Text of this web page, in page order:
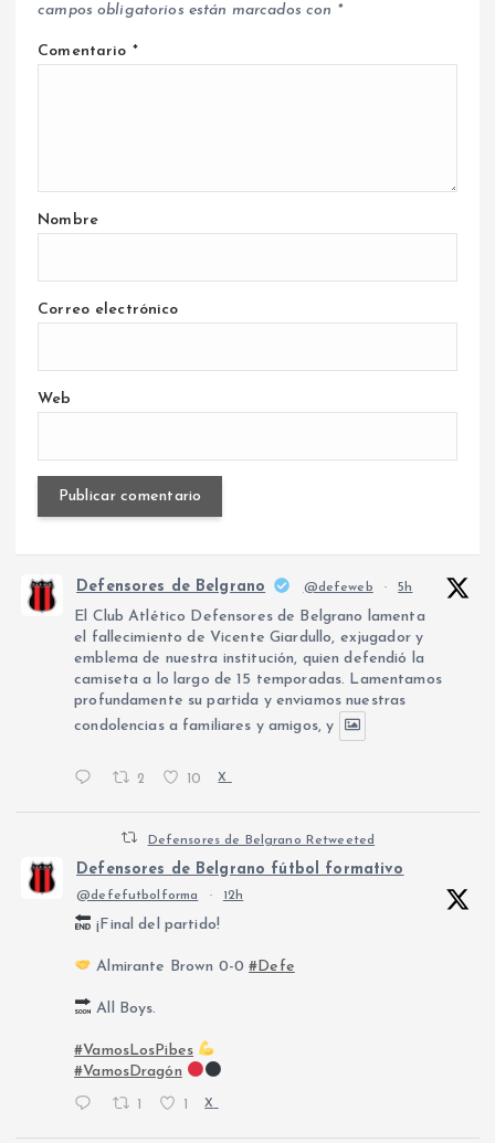
campos obligatorios están marcados con *
Comentario *
Nombre
Correo electrónico
Web
Defensores de Belgrano @defeweb · 5h
El Club Atlético Defensores de Belgrano lamenta
el fallecimiento de Vicente Giardullo, exjugador y
emblema de nuestra institución, quien defendió la
camiseta a lo largo de 15 temporadas. Lamentamos
profundamente su partida y enviamos nuestras
condolencias a familiares y amigos, y
2 10 X
Defensores de Belgrano Retweeted
Defensores de Belgrano fútbol formativo
@defefutbolforma · 12h
¡Final del partido!
Almirante Brown 0-0#Defe
All Boys.
#VamosLosPibes
#VamosDragón
X